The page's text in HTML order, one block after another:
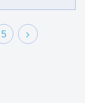
5
次